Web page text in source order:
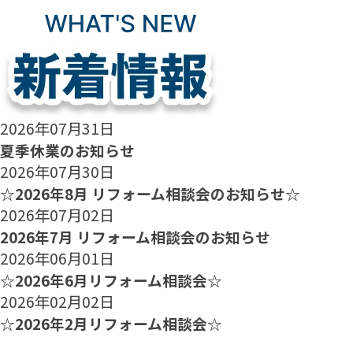
2026年07月31日
夏季休業のお知らせ
2026年07月30日
☆2026年8月 リフォーム相談会のお知らせ☆
2026年07月02日
2026年7月 リフォーム相談会のお知らせ
2026年06月01日
☆2026年6月リフォーム相談会☆
2026年02月02日
☆2026年2月リフォーム相談会☆